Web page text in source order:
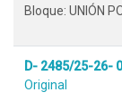
Bloque: UNIÓN
D- 2485/25-26-
Original